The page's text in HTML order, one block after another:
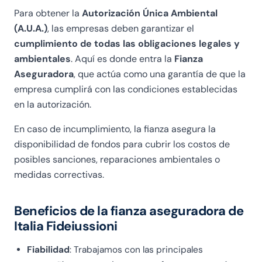
o
n
m
i
s
ri
v
a
lo
p
pr
s
e
G
e
al
la
n
a
n
u
s
n
e.
U
a
e
Para obtener la Autorización Única Ambiental
(A.U.A.), las empresas deben garantizar el
cumplimiento de todas las obligaciones legales y
ambientales. Aquí es donde entra la Fianza
Aseguradora, que actúa como una garantía de que la
empresa cumplirá con las condiciones establecidas
en la autorización.
En caso de incumplimiento, la fianza asegura la
disponibilidad de fondos para cubrir los costos de
posibles sanciones, reparaciones ambientales o
medidas correctivas.
Beneficios de la fianza aseguradora de
Italia Fideiussioni
Fiabilidad: Trabajamos con las principales